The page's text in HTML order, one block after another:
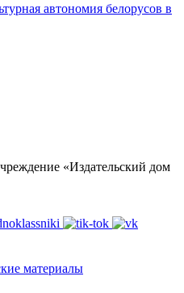
автономия белорусов в
«Издательский дом
материалы